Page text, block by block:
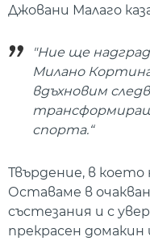
Джовани Малаго
"Ние ще
Милано
вдъхновим
спорта.“
Твърдение, в което
Оставаме в
състезания и с
прекрасен